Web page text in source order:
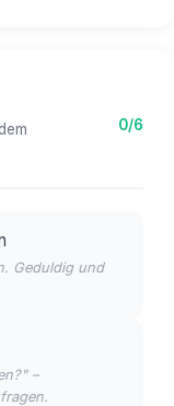
0/6
Geduldig und
–